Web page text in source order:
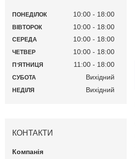
ПОНЕДІЛОК 10:00 18:00
ВІВТОРОК 10:00 18:00
СЕРЕДА 10:00 18:00
ЧЕТВЕР 10:00 18:00
ПʼЯТНИЦЯ 11:00 18:00
СУБОТА Вихідний
НЕДІЛЯ Вихідний
КОНТАКТИ